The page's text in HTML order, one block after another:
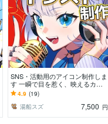
SNS・活動用のアイコン制作しま
す 一瞬で目を惹く、映えるカッ
コ可愛いビジュアル
4.9 (19)
湯船スズ
7,500 円